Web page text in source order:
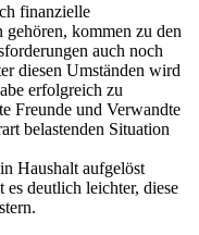
finanzielle
kommen zu den
auch noch
diesen Umständen wird
erfolgreich zu
Freunde und Verwandte
belastenden Situation
Haushalt aufgelöst
deutlich leichter, diese